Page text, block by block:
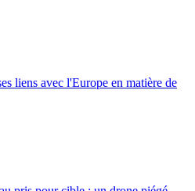
liens avec l'Europe en matière de